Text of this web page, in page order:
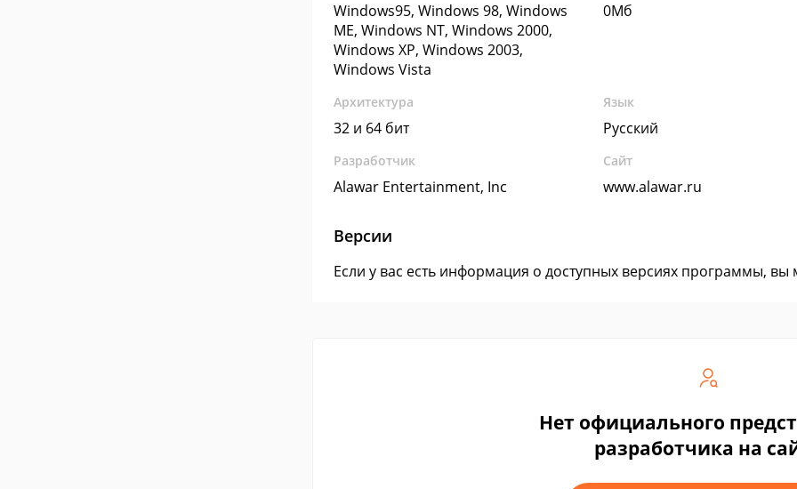
Windows95, Windows 98, Windows
ME, Windows NT, Windows 2000,
Windows XP, Windows 2003,
Windows Vista
0Мб
Архитектура
32 и 64 бит
Язык
Русский
Разработчик
Alawar Entertainment, Inc
Сайт
www.alawar.ru
Версии
Если у вас есть информация о доступных версиях программы,
Нет официального
разработчика на